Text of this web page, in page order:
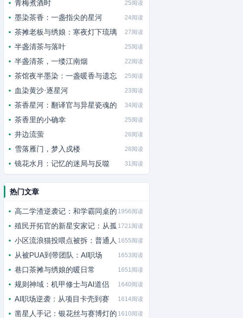
青梅煮酒时 25阅读
墨染茶香：一盏指尖的星河 24阅读
茶摊老板与绣娘：寒夜灯下琉璃 27阅读
半盏清茶与落叶 25阅读
半盏清茶，一缕江南烟 22阅读
茶馆夜半墨染：一盏暖香与遗忘 25阅读
血染黄沙·逐星河 23阅读
茶香星河：翻译官与异星瓷魂的 34阅读
茶香里的小确幸 25阅读
井边流萤 26阅读
雪落雁门，梦入戍楼 28阅读
镜花水月：记忆的迷局与反噬 31阅读
热门文章
高二学渣逆袭记：和学霸同桌的 1956阅读
殖民开拓官的新星安家记：从孤 1721阅读
小区流浪猫投喂点被拆：普通人 1655阅读
从被PUA到带团队：AI职场 1653阅读
巷口茶摊与绣娘的暖日常 1651阅读
规则神域：机甲修士与AI道侣 1640阅读
AI职场逆袭：从项目卡壳到赛 1614阅读
凿星人手记：银花丝与赛博灯的 1610阅读